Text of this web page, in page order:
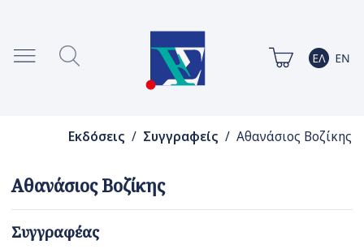
Εκδόσεις / Συγγραφείς / Αθανάσιος Βοζίκης
Αθανάσιος Βοζίκης
Συγγραφέας